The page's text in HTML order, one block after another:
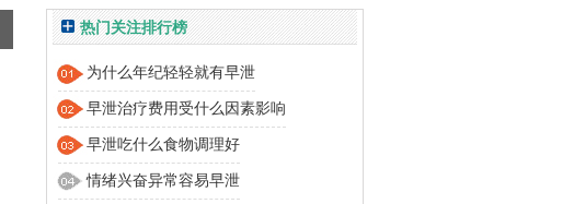
热门关注排行榜
为什么年纪轻轻就有早泄
早泄治疗费用受什么因素影响
早泄吃什么食物调理好
情绪兴奋异常容易早泄